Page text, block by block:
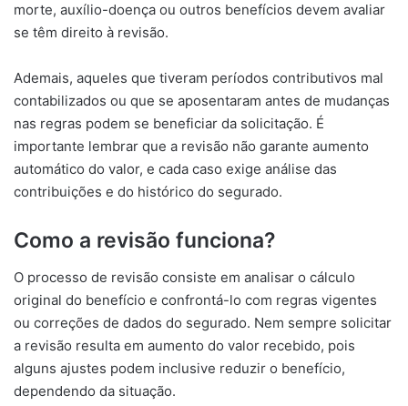
morte, auxílio-doença ou outros benefícios devem avaliar
se têm direito à revisão.
Ademais, aqueles que tiveram períodos contributivos mal
contabilizados ou que se aposentaram antes de mudanças
nas regras podem se beneficiar da solicitação. É
importante lembrar que a revisão não garante aumento
automático do valor, e cada caso exige análise das
contribuições e do histórico do segurado.
Como a revisão funciona?
O processo de revisão consiste em analisar o cálculo
original do benefício e confrontá-lo com regras vigentes
ou correções de dados do segurado. Nem sempre solicitar
a revisão resulta em aumento do valor recebido, pois
alguns ajustes podem inclusive reduzir o benefício,
dependendo da situação.